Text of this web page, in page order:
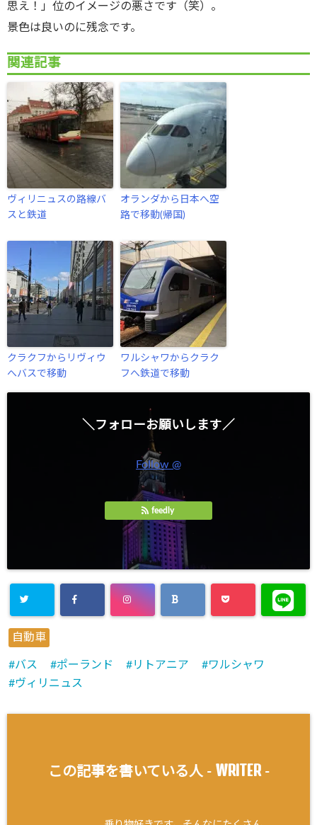
思え！」位のイメージの悪さです（笑）。
景色は良いのに残念です。
関連記事
ヴィリニュスの路線バ
スと鉄道
オランダから日本へ空
路で移動(帰国)
クラクフからリヴィウ
へバスで移動
ワルシャワからクラク
フへ鉄道で移動
＼フォローお願いします／
Follow @
feedly
自動車
バス ポーランド リトアニア
ワルシャワ
ヴィリニュス
この記事を書いている人 - WRITER-